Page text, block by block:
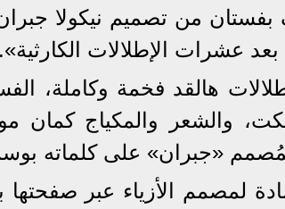
من تصميم نيكولا
عشرات الإطلالات الكارثية».
هالقد فخمة وكاملة،
والشعر والمكياج كمان
لمصمم الأزياء عبر صفحتها